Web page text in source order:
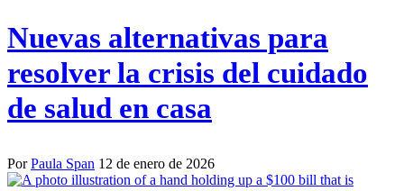
Nuevas alternativas para
resolver la crisis del cuidado
de salud en casa
PorPaula Span 12 de enero de 2026